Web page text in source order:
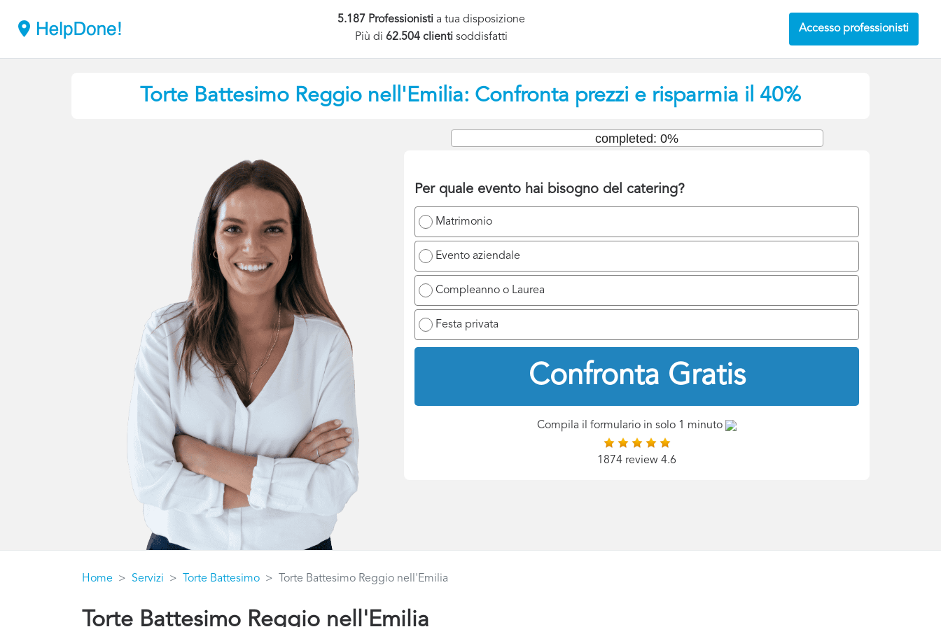
5.187 Professionisti a tua disposizione
Più di62.504 clientisoddisfatti
Accesso professionisti
Torte Battesimo Reggio nell'Emilia: Confronta prezzi e risparmia il 40%
Per quale evento hai bisogno del catering?
Matrimonio
Evento aziendale
Compleanno o Laurea
Festa privata
Confronta Gratis
completed: 0%
Compila il formulario in solo 1 minuto
1874 review 4.6
Home Servizi Torte Battesimo Torte Battesimo Reggio nell'Emilia
Torte Battesimo Reggio nell'Emilia